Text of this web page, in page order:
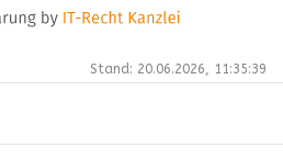
Stand: 20.06.2026, 11:35:39